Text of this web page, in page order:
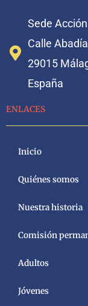
Sede
Calle
29015
España
ENLACES
Inicio
Quiénes somos
Nuestra historia
Comisión
Adultos
Jóvenes